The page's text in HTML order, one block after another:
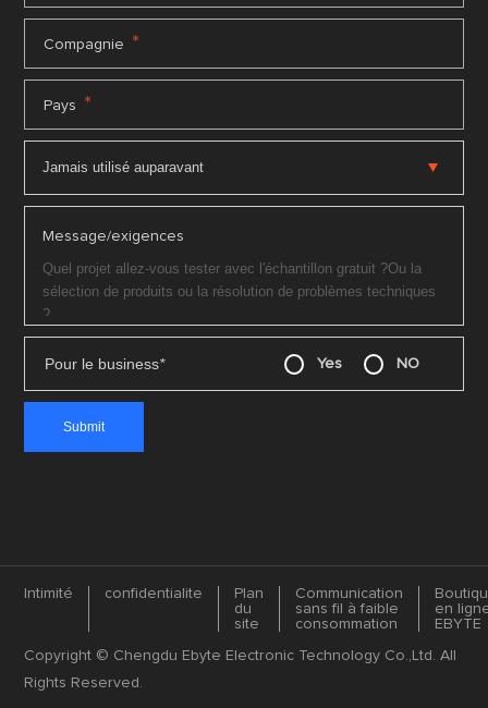
Compagnie *
Pays *
Message/exigences
Pour le business* Yes NO
Intimité confidentialite
Plan
du
site
Communication
sans fil à faible
consommation
en
EBYTE
Copyright © Chengdu Ebyte Electronic Technology Co.,Ltd. All
Rights Reserved.